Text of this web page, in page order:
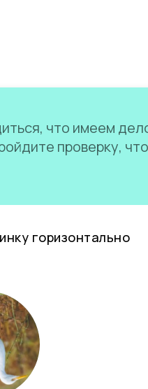
что имеем
проверку,
горизонтально